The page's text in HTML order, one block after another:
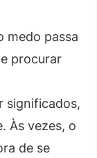
medo passa
procurar
significados,
Às vezes, o
de se